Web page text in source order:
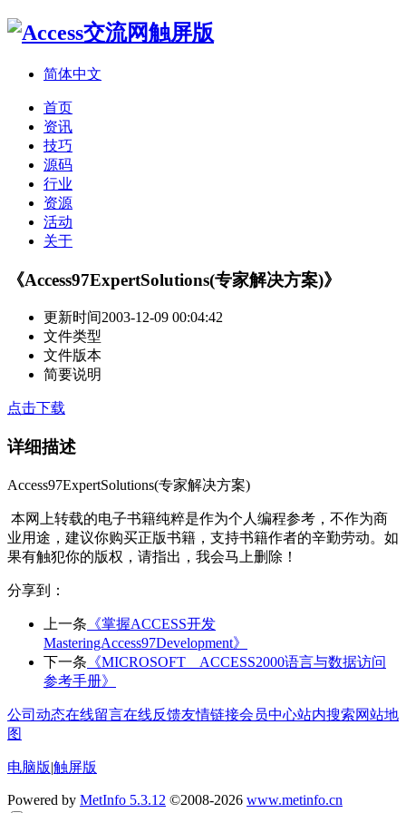
简体中文
首页
资讯
技巧
源码
行业
资源
活动
关于
《Access97ExpertSolutions(专家解决方案)》
更新时间2003-12-09 00:04:42
文件类型
文件版本
简要说明
点击下载
详细描述
Access97ExpertSolutions(专家解决方案)
本网上转载的电子书籍纯粹是作为个人编程参考，不作为商
业用途，建议你购买正版书籍，支持书籍作者的辛勤劳动。如
果有触犯你的版权，请指出，我会马上删除！
分享到：
上一条 《掌握ACCESS开发
MasteringAccess97Development》
下一条 《MICROSOFT ACCESS2000语言与数据访问
参考手册》
公司动态在线留言在线反馈友情链接会员中心站内搜索网站地
图
电脑版|触屏版
Powered by MetInfo 5.3.12 ©2008-2026 www.metinfo.cn